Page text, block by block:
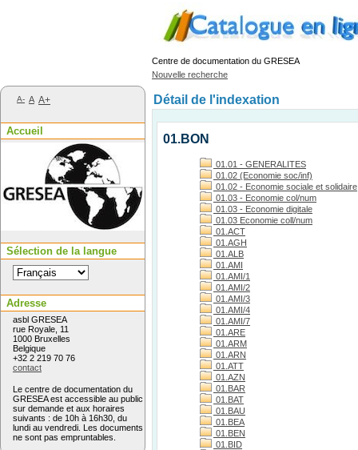
Centre de documentation du GRESEA
Nouvelle recherche
Détail de l'indexation
01.BON
01.01 - GENERALITES
01.02 (Economie soc/inf)
01.02 - Economie sociale et solidaire
01.03 - Economie col/num
01.03 - Economie digitale
01.03 Economie coll/num
01.ACT
01.AGH
01.ALB
01.AMI
01.AMI/1
01.AMI/2
01.AMI/3
01.AMI/4
01.AMI/7
01.ARE
01.ARM
01.ARN
01.ATT
01.AZN
01.BAR
01.BAT
01.BAU
01.BEA
01.BEN
01.BID
A- A A+
Accueil
Sélection de la langue
Adresse
asbl GRESEA
rue Royale, 11
1000 Bruxelles
Belgique
+32 2 219 70 76
contact
Le centre de documentation du
GRESEA est accessible au public
sur demande et aux horaires
suivants : de 10h à 16h30, du
lundi au vendredi. Les documents
ne sont pas empruntables.